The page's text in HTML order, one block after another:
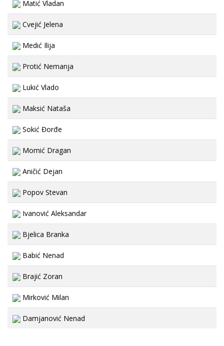
Matić Vladan
Cvejić Jelena
Medić Ilija
Protić Nemanja
Lukić Vlado
Maksić Nataša
Sokić Đorđe
Momić Dragan
Aničić Dejan
Popov Stevan
Ivanović Aleksandar
Bjelica Branka
Babić Nenad
Brajić Zoran
Mirković Milan
Damjanović Nenad